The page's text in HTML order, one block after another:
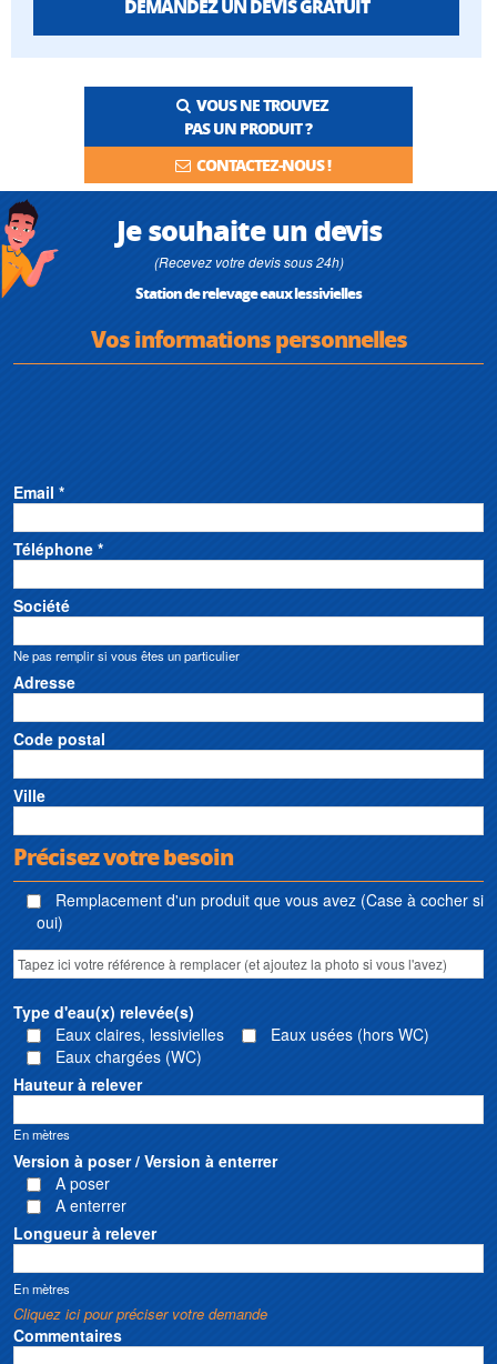
DEMANDEZ UN DEVIS GRATUIT
VOUS NE TROUVEZ
PAS UN PRODUIT ?
CONTACTEZ-NOUS !
Je souhaite un devis
(Recevez votre devis sous 24h)
Station de relevage eaux lessivielles
Vos informations personnelles
Email *
Téléphone *
Société
Ne pas remplir si vous êtes un particulier
Adresse
Code postal
Ville
Précisez votre besoin
Remplacement d'un produit que vous avez (Case à cocher si
oui)
Type d'eau(x) relevée(s)
Eaux claires, lessivielles
Eaux usées (hors WC)
Eaux chargées (WC)
Hauteur à relever
En mètres
Version à poser / Version à enterrer
A poser
A enterrer
Longueur à relever
En mètres
Cliquez ici pour préciser votre demande
Commentaires